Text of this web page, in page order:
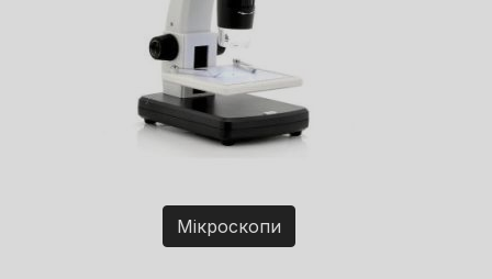
Мікроскопи